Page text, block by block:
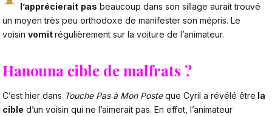
l’apprécierait pas beaucoup dans son sillage aurait trouvé
un moyen très peu orthodoxe de manifester son mépris. Le
voisin vomitrégulièrement sur la voiture de l’animateur.
Hanouna cible de malfrats ?
C’est hier dans Touche Pas à Mon Posteque Cyril a révélé être la
cible d’un voisin qui ne l’aimerait pas. En effet, l’animateur